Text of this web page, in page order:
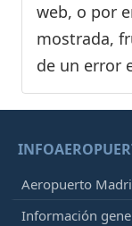
web, o por
mostrada,
de un error
Aeropuerto
Información